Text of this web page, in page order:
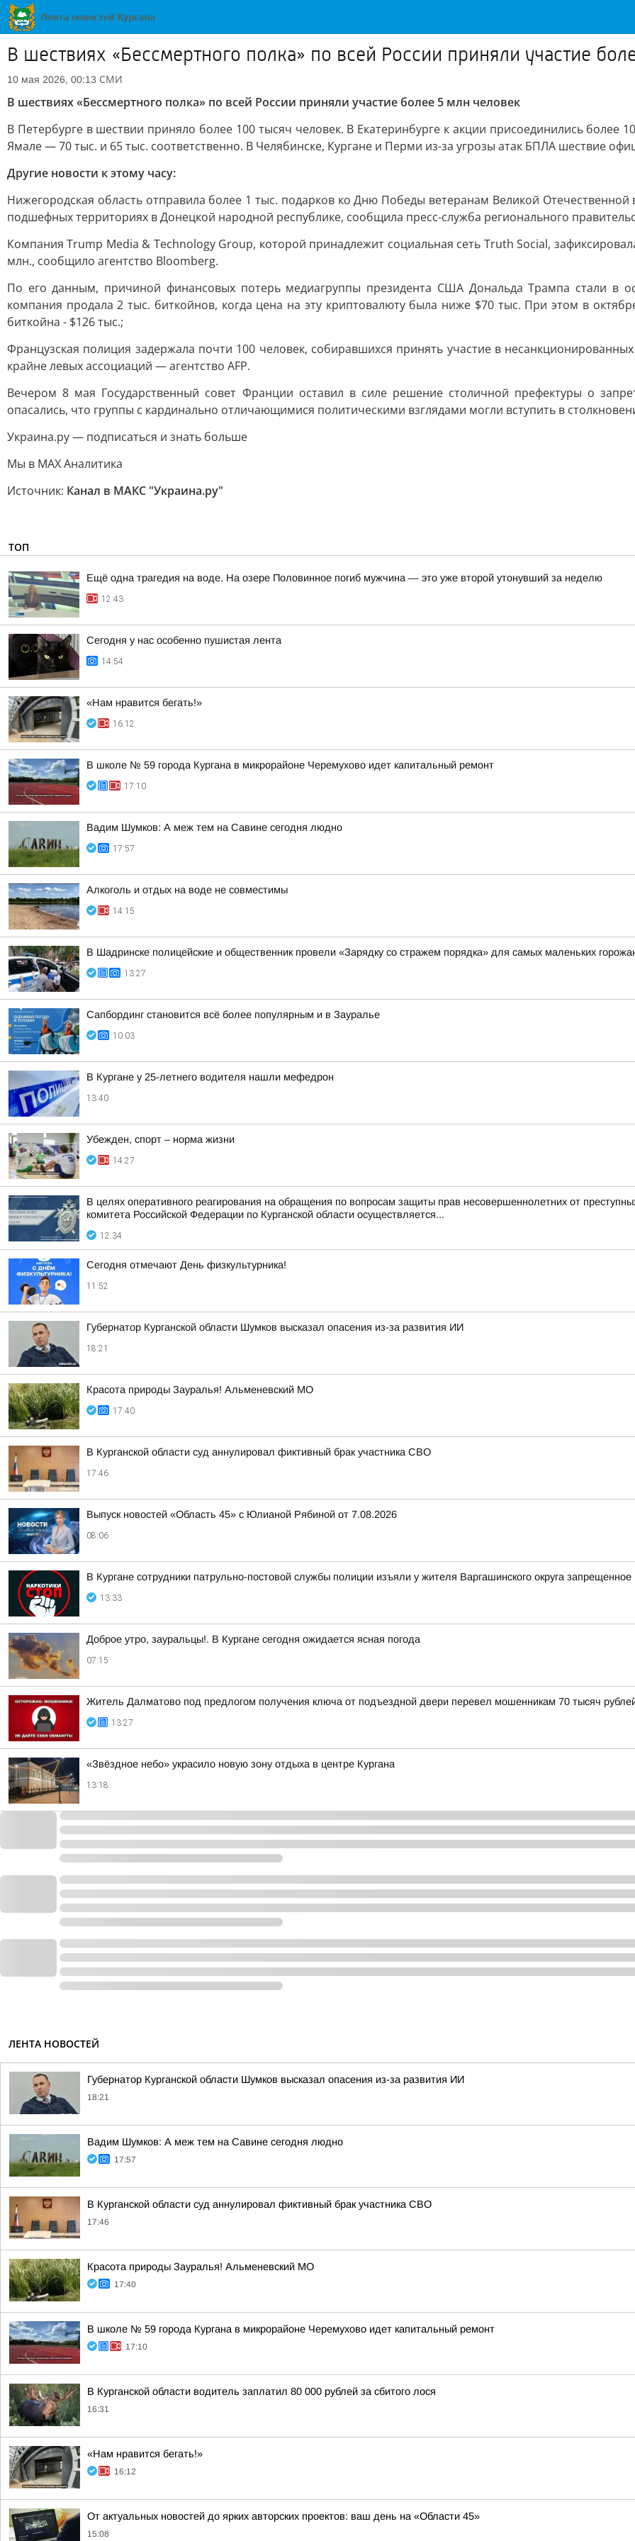
В шествиях «Бессмертного полка» по всей России приняли участие
10 мая 2026, 00:13 СМИ
В шествиях «Бессмертного полка» по всей России приняли участие более 5 млн человек
В Петербурге в шествии приняло более 100 тысяч человек. В Екатеринбурге к акции присоединились
Ямале — 70 тыс. и 65 тыс. соответственно. В Челябинске, Кургане и Перми из-за угрозы атак БПЛА шествие
Другие новости к этому часу:
Нижегородская область отправила более 1 тыс. подарков ко Дню Победы ветеранам Великой
подшефных территориях в Донецкой народной республике, сообщила пресс-служба регионального
Компания Trump Media & Technology Group, которой принадлежит социальная сеть Truth Social,
млн., сообщило агентство Bloomberg.
По его данным, причиной финансовых потерь медиагруппы президента США Дональда Трампа стали в
компания продала 2 тыс. биткойнов, когда цена на эту криптовалюту была ниже $70 тыс. При этом в
биткойна - $126 тыс.;
Французская полиция задержала почти 100 человек, собиравшихся принять участие в
крайне левых ассоциаций — агентство AFP.
Вечером 8 мая Государственный совет Франции оставил в силе решение столичной префектуры о
опасались, что группы с кардинально отличающимися политическими взглядами могли вступить в
Украина.ру — подписаться и знать больше
Мы в MAX Аналитика
Источник: Канал в МАКС "Украина.ру"
ТОП
Ещё одна трагедия на воде. На озере Половинное погиб мужчина — это уже второй утонувший за неделю
12:43
Сегодня у нас особенно пушистая лента
14:54
«Нам нравится бегать!»
16:12
В школе № 59 города Кургана в микрорайоне Черемухово идет капитальный ремонт
17:10
Вадим Шумков: А меж тем на Савине сегодня людно
17:57
Алкоголь и отдых на воде не совместимы
14:15
В Шадринске полицейские и общественник провели «Зарядку со стражем порядка» для самых маленьких
13:27
Сапбординг становится всё более популярным и в Зауралье
10:03
В Кургане у 25-летнего водителя нашли мефедрон
13:40
Убежден, спорт – норма жизни
14:27
В целях оперативного реагирования на обращения по вопросам защиты прав несовершеннолетних от
комитета Российской Федерации по Курганской области осуществляется...
12:34
Сегодня отмечают День физкультурника!
11:52
Губернатор Курганской области Шумков высказал опасения из-за развития ИИ
18:21
Красота природы Зауралья! Альменевский МО
17:40
В Курганской области суд аннулировал фиктивный брак участника СВО
17:46
Выпуск новостей «Область 45» с Юлианой Рябиной от 7.08.2026
08:06
В Кургане сотрудники патрульно-постовой службы полиции изъяли у жителя Варгашинского округа
13:33
Доброе утро, зауральцы!. В Кургане сегодня ожидается ясная погода
07:15
Житель Далматово под предлогом получения ключа от подъездной двери перевел мошенникам 70 тысяч
13:27
«Звёздное небо» украсило новую зону отдыха в центре Кургана
13:18
ЛЕНТА НОВОСТЕЙ
Губернатор Курганской области Шумков высказал опасения из-за развития ИИ
18:21
Вадим Шумков: А меж тем на Савине сегодня людно
17:57
В Курганской области суд аннулировал фиктивный брак участника СВО
17:46
Красота природы Зауралья! Альменевский МО
17:40
В школе № 59 города Кургана в микрорайоне Черемухово идет капитальный ремонт
17:10
В Курганской области водитель заплатил 80 000 рублей за сбитого лося
16:31
«Нам нравится бегать!»
16:12
От актуальных новостей до ярких авторских проектов: ваш день на «Области 45»
15:08